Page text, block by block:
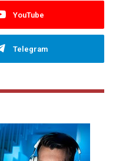
YouTube
Telegram